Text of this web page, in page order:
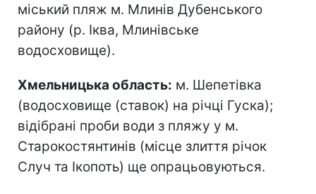
міський пляж м. Млинів Дубенського
району (р. Іква, Млинівське
водосховище).
Хмельницька область: м. Шепетівка
(водосховище (ставок) на річці Гуска);
відібрані проби води з пляжу у м.
Старокостянтинів (місце злиття річок
Случ та Ікопоть) ще опрацьовуються.